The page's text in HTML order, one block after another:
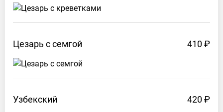
Цезарь ссемгой 410 ₽
Узбекский 420 ₽